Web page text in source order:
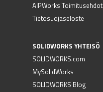
AIPWorks Toimitusehdot
Tietosuojaseloste
SOLIDWORKS YHTEISÖ
SOLIDWORKS.com
MySolidWorks
SOLIDWORKS Blog